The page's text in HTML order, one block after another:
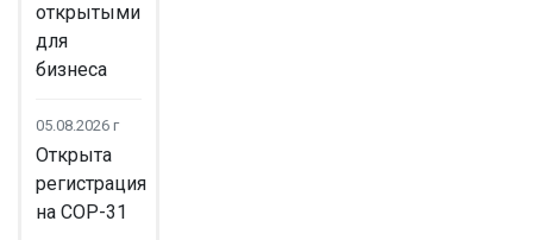
открытыми
для
бизнеса
05.08.2026 г
Открыта
регистрация
на COP-31